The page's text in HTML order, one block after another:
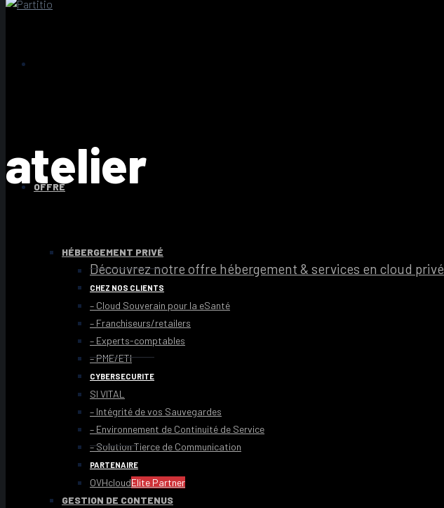
OFFRE
HÉBERGEMENT PRIVÉ
Découvrez notre offre hébergement & services en cloud privé
CHEZ NOS CLIENTS
– Cloud Souverain pour la eSanté
– Franchiseurs/retailers
– Experts-comptables
– PME/ETI
CYBERSECURITE
SI VITAL
– Intégrité de vos Sauvegardes
– Environnement de Continuité de Service
– Solution Tierce de Communication
PARTENAIRE
OVHcloudElite Partner
GESTION DE CONTENUS
atelier